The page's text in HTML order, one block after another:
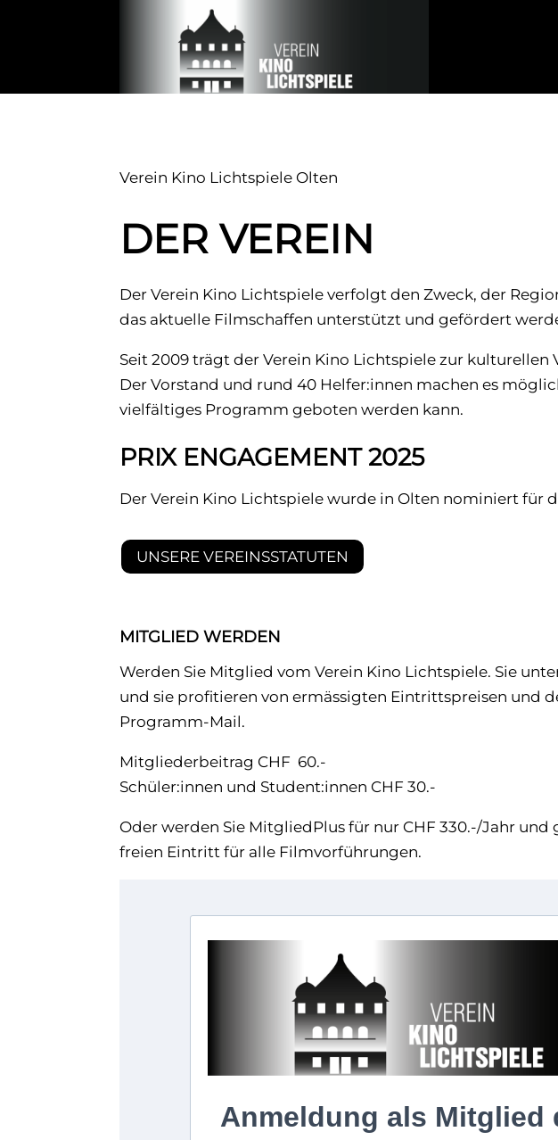
Verein Kino Lichtspiele Olten
DER VEREIN
Der Verein Kino Lichtspiele verfolgt den Zweck, der
das aktuelle Filmschaffen unterstützt und gefördert
Seit 2009 trägt der Verein Kino Lichtspiele zur
Der Vorstand und rund 40 Helfer:innen machen es
vielfältiges Programm geboten werden kann.
PRIX ENGAGEMENT 2025
Der Verein Kino Lichtspiele wurde in Olten nominiert für
UNSERE VEREINSSTATUTEN
MITGLIED WERDEN
Werden Sie Mitglied vom Verein Kino Lichtspiele. Sie
und sie profitieren von ermässigten Eintrittspreisen und
Programm-Mail.
Mitgliederbeitrag CHF 60.-
Schüler:innen und Student:innen CHF 30.-
Oder werden Sie MitgliedPlus für nur CHF 330.-/Jahr und
freien Eintritt für alle Filmvorführungen.